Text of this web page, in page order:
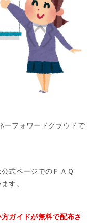
ーフォワードクラウドで
式ページでのＦＡＱ
す。
ガイドが無料で配布さ